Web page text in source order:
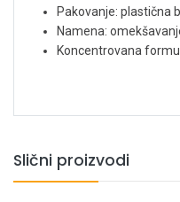
Pakovanje: plastična
Namena:
Koncentrovana
Slični proizvodi